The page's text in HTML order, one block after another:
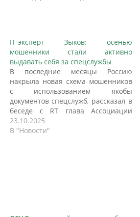
IT-эксперт Зыков: осенью
мошенники стали активно
выдавать себя за спецслужбы
В последние месяцы Россию
накрыла новая схема мошенников
с использованием якобы
документов спецслужб, рассказал в
беседе с RT глава Ассоциации
профессиональных пользователей
соцсетей и мессенджеров
23.10.2025
В "Новости"